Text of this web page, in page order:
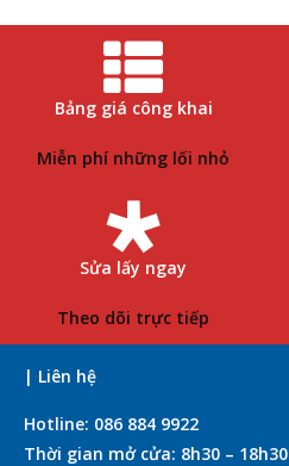
Bảng giá công khai
Miễn phí những lối nhỏ
Sửa lấy ngay
Theo dõi trực tiếp
| Liên hệ
Hotline: 086 884 9922
Thời gian mở cửa: 8h30 –